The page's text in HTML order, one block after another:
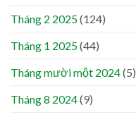
Tháng 2 2025(124)
Tháng 1 2025(44)
Tháng mười một 2024(5)
Tháng 8 2024(9)